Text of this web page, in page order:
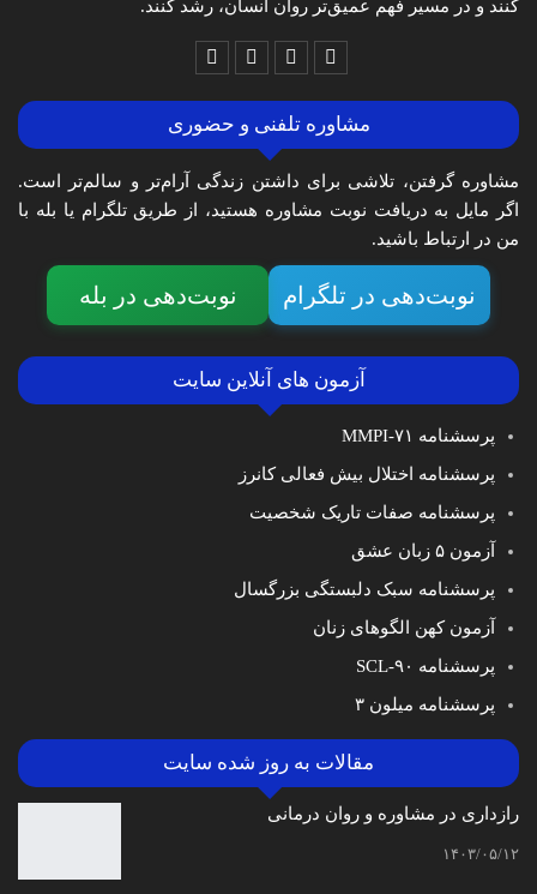
کنند و در مسیر فهم عمیق‌تر روان انسان، رشد کنند.
مشاوره تلفنی و حضوری
مشاوره گرفتن، تلاشی برای داشتن زندگی آرام‌تر و سالم‌تر است.
اگر مایل به دریافت نوبت مشاوره هستید، از طریق تلگرام یا بله با
من در ارتباط باشید.
نوبت‌دهی در تلگرام نوبت‌دهی در بله
آزمون های آنلاین سایت
پرسشنامه MMPI-۷۱
پرسشنامه اختلال بیش فعالی کانرز
پرسشنامه صفات تاریک شخصیت
آزمون ۵ زبان عشق
پرسشنامه سبک دلبستگی بزرگسال
آزمون کهن الگوهای زنان
پرسشنامه SCL-۹۰
پرسشنامه میلون ۳
مقالات به روز شده سایت
رازداری در مشاوره و روان درمانی
۱۴۰۳/۰۵/۱۲